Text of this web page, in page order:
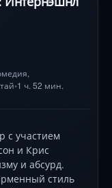
,
•1 ч. 52 мин.
с участием
и Крис
и абсурд.
стиль